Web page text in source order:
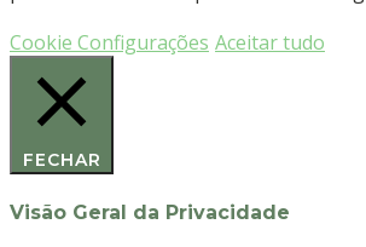
Verde
(24.208.23AOX)
HELMUT
Cookie Configurações Aceitar tudo
FECHAR
Visão Geral da Privacidade